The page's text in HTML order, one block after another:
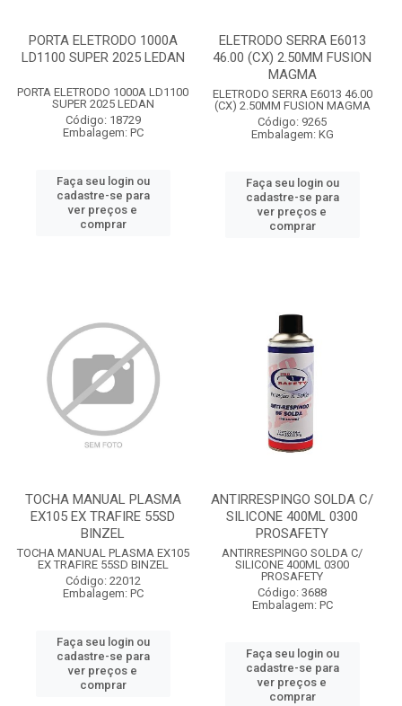
PORTA ELETRODO 1000A
LD1100 SUPER 2025 LEDAN
PORTA ELETRODO 1000A LD1100
SUPER 2025 LEDAN
Código: 18729
Embalagem: PC
Faça seu login ou
cadastre-se para
ver preços e
comprar
ELETRODO SERRA E6013
46.00 (CX) 2.50MM FUSION
MAGMA
ELETRODO SERRA E6013 46.00
(CX) 2.50MM FUSION MAGMA
Código: 9265
Embalagem: KG
Faça seu login ou
cadastre-se para
ver preços e
comprar
TOCHA MANUAL PLASMA
EX105 EX TRAFIRE 55SD
BINZEL
TOCHA MANUAL PLASMA EX105
EX TRAFIRE 55SD BINZEL
Código: 22012
Embalagem: PC
Faça seu login ou
cadastre-se para
ver preços e
comprar
ANTIRRESPINGO SOLDA C/
SILICONE 400ML 0300
PROSAFETY
ANTIRRESPINGO SOLDA C/
SILICONE 400ML 0300
PROSAFETY
Código: 3688
Embalagem: PC
Faça seu login ou
cadastre-se para
ver preços e
comprar